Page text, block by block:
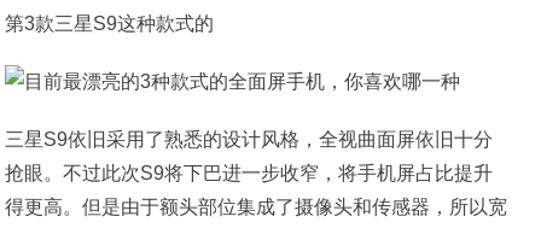
第3款三星S9这种款式的
三星S9依旧采用了熟悉的设计风格，全视曲面屏依旧十分
抢眼。不过此次S9将下巴进一步收窄，将手机屏占比提升
得更高。但是由于额头部位集成了摄像头和传感器，所以宽